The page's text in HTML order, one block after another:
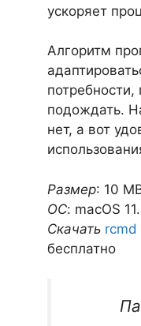
ускоряет
Алгоритм
подождать.
нет, а вот
Размер: 10
ОС: macOS
Скачать rcmd
бесплатно